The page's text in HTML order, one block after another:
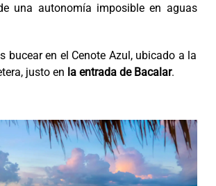
una autonomía imposible en aguas
bucear en el Cenote Azul, ubicado a la
justo en la entrada de Bacalar.